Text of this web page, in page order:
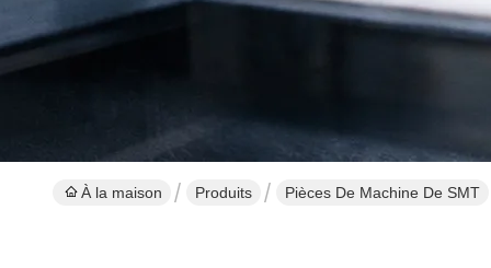
À la maison Produits Pièces De Machine De SMT